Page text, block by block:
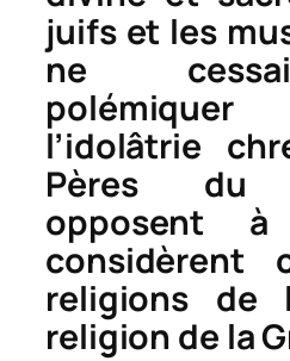
juifs et les
ne
l’idolâtrie
Pères du
opposent
considèrent
religions de
religion de la